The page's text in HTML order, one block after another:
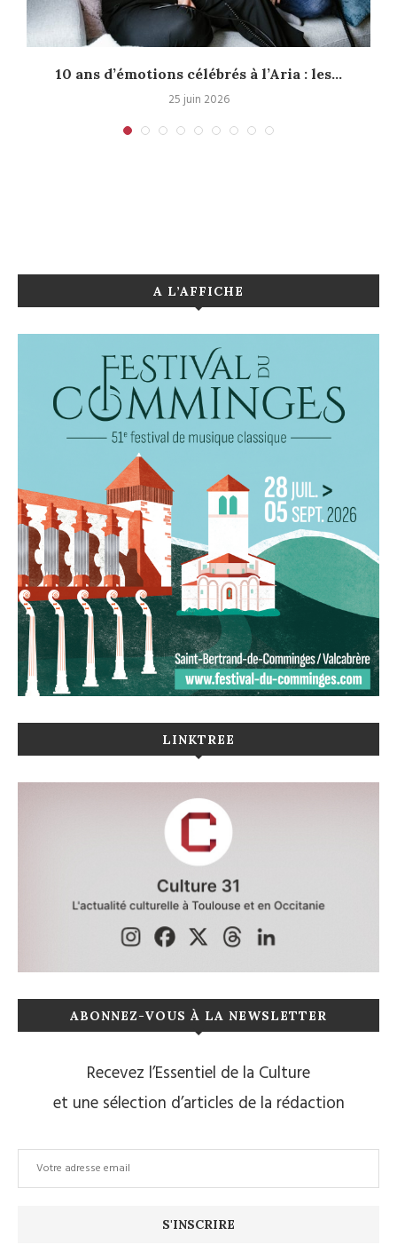
10 ans d’émotions célébrés à l’Aria : les...
25 juin 2026
A L’AFFICHE
LINKTREE
ABONNEZ-VOUS À LA NEWSLETTER
Recevez l’Essentiel de la Culture
et une sélection d’articles de la rédaction